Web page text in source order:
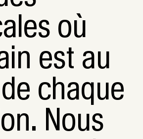
où
est au
chaque
Nous